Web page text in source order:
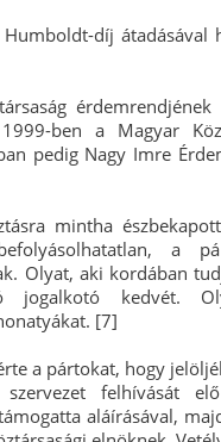
díj átadásával
érdemrendjének
ben a Magyar
pedig Nagy Imre
mintha
a
Olyat, aki kordában
jogalkotó kedvét.
[7]
a pártokat, hogy
felhívását
aláírásával,